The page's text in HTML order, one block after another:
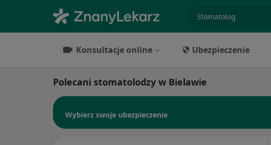
Konsultacje online Ubezpieczenie
Polecani stomatolodzy w Bielawie
Wybierz swoje ubezpieczenie